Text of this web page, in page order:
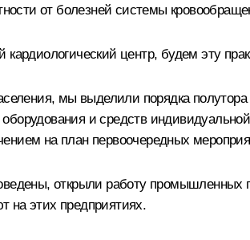
от болезней системы
центр, будем эту
мы выделили порядка
и средств
на план первоочередных
открыли работу промышленных
на этих предприятиях.